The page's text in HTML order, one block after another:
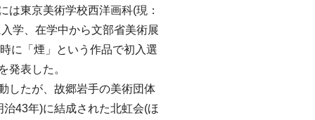
は東京美術学校西洋画科(現：
学、在学中から文部省美術展
に「煙」という作品で初入選
発表した。
したが、故郷岩手の美術団体
43年)に結成された北虹会(ほ